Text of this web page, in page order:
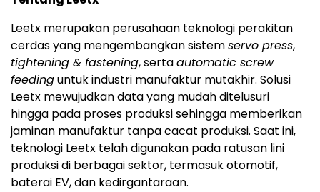
Leetx merupakan perusahaan teknologi perakitan
cerdas yang mengembangkan sistemservo press,
tightening & fastening, sertaautomatic screw
feedinguntuk industri manufaktur mutakhir. Solusi
Leetx mewujudkan data yang mudah ditelusuri
hingga pada proses produksi sehingga memberikan
jaminan manufaktur tanpa cacat produksi. Saat ini,
teknologi Leetx telah digunakan pada ratusan lini
produksi di berbagai sektor, termasuk otomotif,
baterai EV, dan kedirgantaraan.